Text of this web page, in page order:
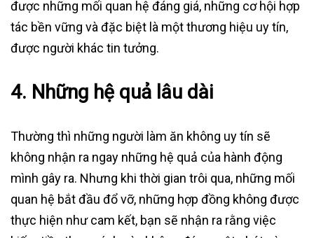
được những mối quan hệ đáng giá, những cơ hội hợp
tác bền vững và đặc biệt là một thương hiệu uy tín,
được người khác tin tưởng.
4. Những hệ quả lâu dài
Thường thì những người làm ăn không uy tín sẽ
không nhận ra ngay những hệ quả của hành động
mình gây ra. Nhưng khi thời gian trôi qua, những mối
quan hệ bắt đầu đổ vỡ, những hợp đồng không được
thực hiện như cam kết, bạn sẽ nhận ra rằng việc